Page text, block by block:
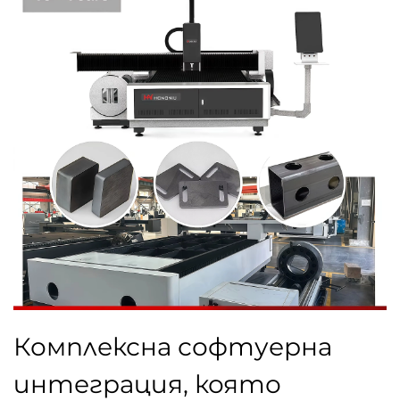
Комплексна софтуерна
интеграция, която